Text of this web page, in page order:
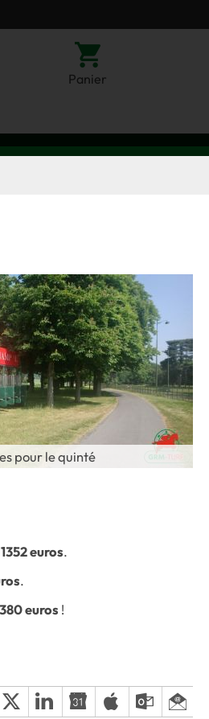
Panier
pour le quinté
1352 euros.
.
euros !